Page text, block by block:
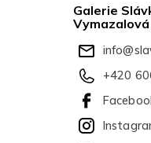
Galerie
Vymazalová
info@
+420